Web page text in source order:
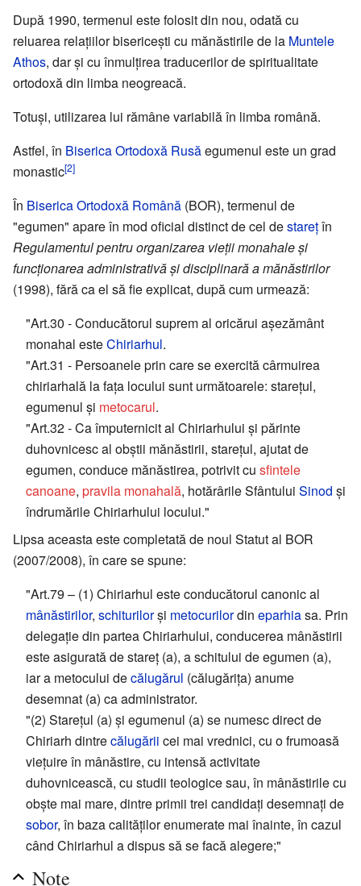
După 1990, termenul este folosit din nou, odată cu
reluarea relațiilor bisericești cu mănăstirile de la Muntele
Athos, dar și cu înmulțirea traducerilor de spiritualitate
ortodoxă din limba neogreacă.
Totuși, utilizarea lui rămâne variabilă în limba română.
Astfel, în Biserica Ortodoxă Rusăegumenul este un grad
monastic[2]
În Biserica Ortodoxă Română (BOR), termenul de
"egumen" apare în mod oficial distinct de cel destarețîn
Regulamentul pentru organizarea vieții monahale și
funcționarea administrativă și disciplinară a mănăstirilor
(1998), fără ca el să fie explicat, după cum urmează:
"Art.30 - Conducătorul suprem al oricărui așezământ
monahal esteChiriarhul.
"Art.31 - Persoanele prin care se exercită cârmuirea
chiriarhală la fața locului sunt următoarele: starețul,
egumenul și metocarul.
"Art.32 - Ca împuternicit al Chiriarhului și părinte
duhovnicesc al obștii mănăstirii, starețul, ajutat de
egumen, conduce mănăstirea, potrivit cu sfintele
canoane, pravila monahală, hotărârile Sfântului Sinod și
îndrumările Chiriarhului locului."
Lipsa aceasta este completată de noul Statut al BOR
(2007/2008), în care se spune:
"Art.79 – (1) Chiriarhul este conducătorul canonic al
mânăstirilor, schiturilorși metocurilordin eparhiasa. Prin
delegație din partea Chiriarhului, conducerea mânăstirii
este asigurată de stareț (a), a schitului de egumen (a),
iar a metocului decălugărul (călugărița) anume
desemnat (a) ca administrator.
"(2) Starețul (a) și egumenul (a) se numesc direct de
Chiriarh dintrecălugării cei mai vrednici, cu o frumoasă
viețuire în mânăstire, cu intensă activitate
duhovnicească, cu studii teologice sau, în mânăstirile cu
obște mai mare, dintre primii trei candidați desemnați de
sobor, în baza calităților enumerate mai înainte, în cazul
când Chiriarhul a dispus să se facă alegere;"
Note